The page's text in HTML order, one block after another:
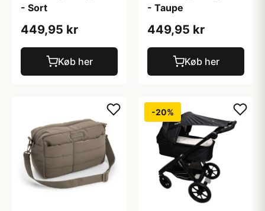
- Sort
449,95 kr
Køb her
- Taupe
449,95 kr
Køb her
-20%